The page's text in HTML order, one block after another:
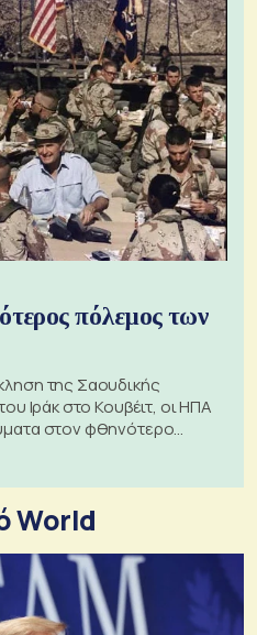
πόλεμος των
της Σαουδικής
Ιράκ στο Κουβέιτ, οι ΗΠΑ
στον φθηνότερο
World